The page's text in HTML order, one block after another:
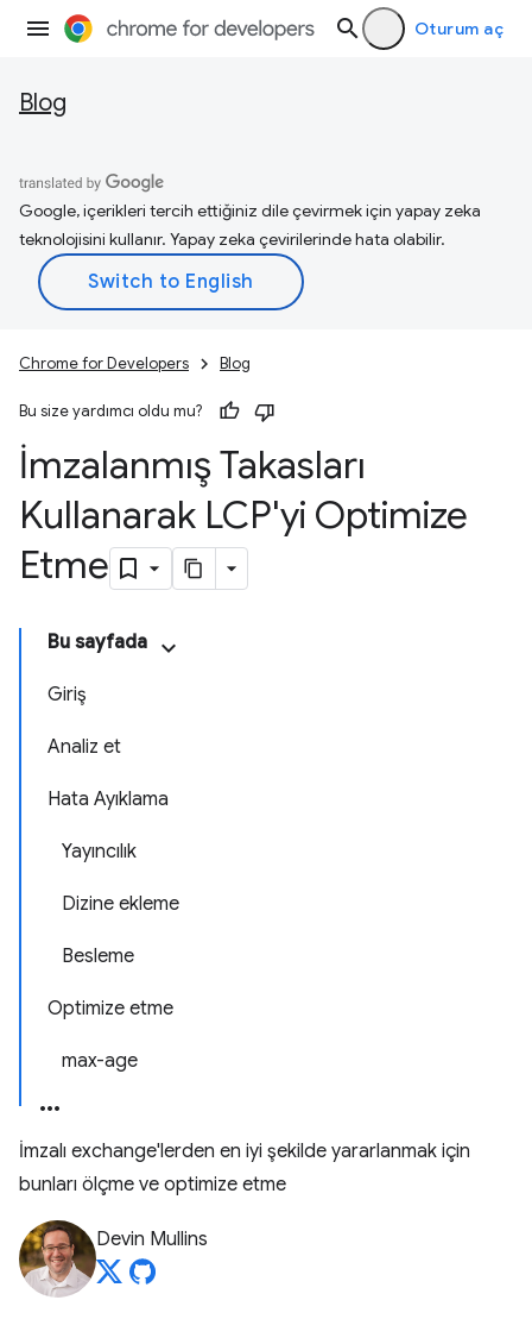
Oturum aç
Blog
Google, içerikleri tercih ettiğiniz dile çevirmek için yapay zeka
teknolojisini kullanır. Yapay zeka çevirilerinde hata olabilir.
Chrome for Developers Blog
Bu size yardımcı oldu mu?
İmzalanmış Takasları
Kullanarak LCP'yi Optimize
Etme
Bu sayfada
Giriş
Analiz et
Hata Ayıklama
Yayıncılık
Dizine ekleme
Besleme
Optimize etme
max-age
İmzalı exchange'lerden en iyi şekilde yararlanmak için
bunları ölçme ve optimize etme
Devin Mullins